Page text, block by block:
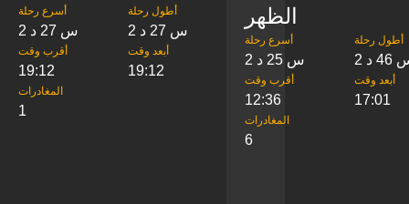
‎أسرع رحلة
2 س 27 د
‎أطول رحلة
2 س 27 د
‎أقرب وقت
19:12
‎أبعد وقت
19:12
‎المغادرات
1
الظهر
‎أسرع رحلة
2 س 25 د
‎أطول رحلة
46 د
‎أقرب وقت
12:36
‎أبعد وقت
17:01
‎المغادرات
6